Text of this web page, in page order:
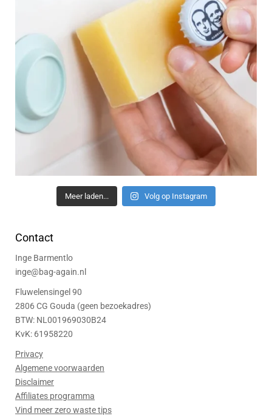
Meer laden... Volg op Instagram
Contact
Inge Barmentlo
inge@bag-again.nl
Fluwelensingel 90
2806 CG Gouda (geen bezoekadres)
BTW: NL001969030B24
KvK: 61958220
Privacy
Algemene voorwaarden
Disclaimer
Affiliates programma
Vind meer zero waste tips